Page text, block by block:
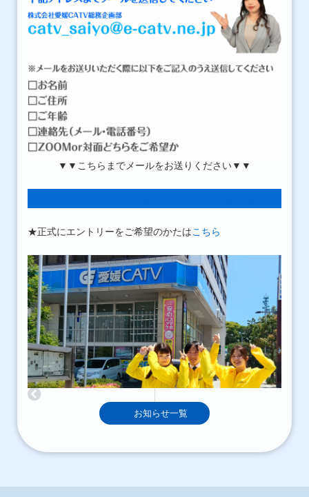
▼▼こちらまでメールをお送りください▼▼
★正式にエントリーをご希望のかたはこちら
お知らせ一覧